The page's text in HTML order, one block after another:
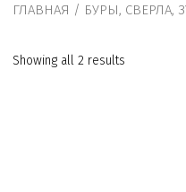
ГЛАВНАЯ / БУРЫ, СВЕРЛА,
Showing all 2 results